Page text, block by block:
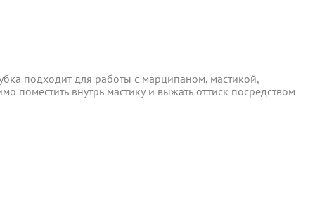
в понедельник, вторник и четверг. Отправка
подходит для работы с марципаном, мастикой,
внутрь мастику и выжать оттиск посредством